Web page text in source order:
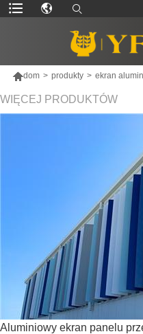
dom > produkty > ekran
WIĘCEJ PRODUKTÓW
Aluminiowy ekran panelu